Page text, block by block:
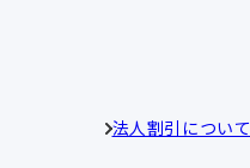
法人割引について